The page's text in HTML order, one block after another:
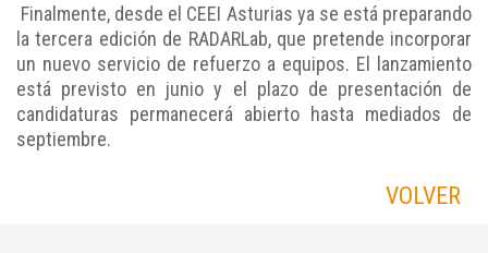
Finalmente, desde el CEEI Asturias ya se está preparando
la tercera edición de RADARLab, que pretende incorporar
un nuevo servicio de refuerzo a equipos. El lanzamiento
está previsto en junio y el plazo de presentación de
candidaturas permanecerá abierto hasta mediados de
septiembre.
VOLVER